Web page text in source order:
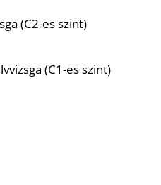
(C2-es szint)
(C1-es szint)